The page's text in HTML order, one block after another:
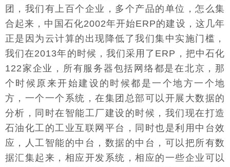
团，我们有上百个企业，多个产品的单位，怎么集
合起来，中国石化2002年开始ERP的建设，这几年
正是因为云计算的出现降低了我们集中实施门槛，
我们在2013年的时候，我们采用了ERP，把中石化
122家企业，所有服务器包括网络都是在北京，那
个时候原来开始建设的时候都是一个地方一个地
方，一个一个系统，在集团总部可以开展大数据的
分析，同时在智能工厂建设的时候，我们现在打造
石油化工的工业互联网平台，同时也是利用中台效
应，人工智能的中台，数据的中台，可以把所有数
据汇集起来，相应开发系统，相应的一些企业可以